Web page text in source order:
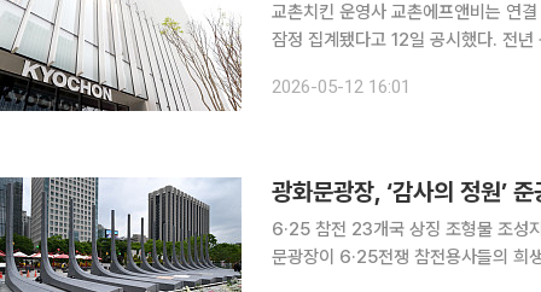
교촌치킨 운영사 교촌에프앤비는 연
잠정 집계됐다고 12일 공시했다. 전년
향을 미쳤다. 다만, 미국, 중국 등
2026-05-12 16:01
광화문광장, ‘감사의 정원’
6·25 참전 23개국 상징 조형물 조성지하
문광장이 6·25전쟁 참전용사들의 희